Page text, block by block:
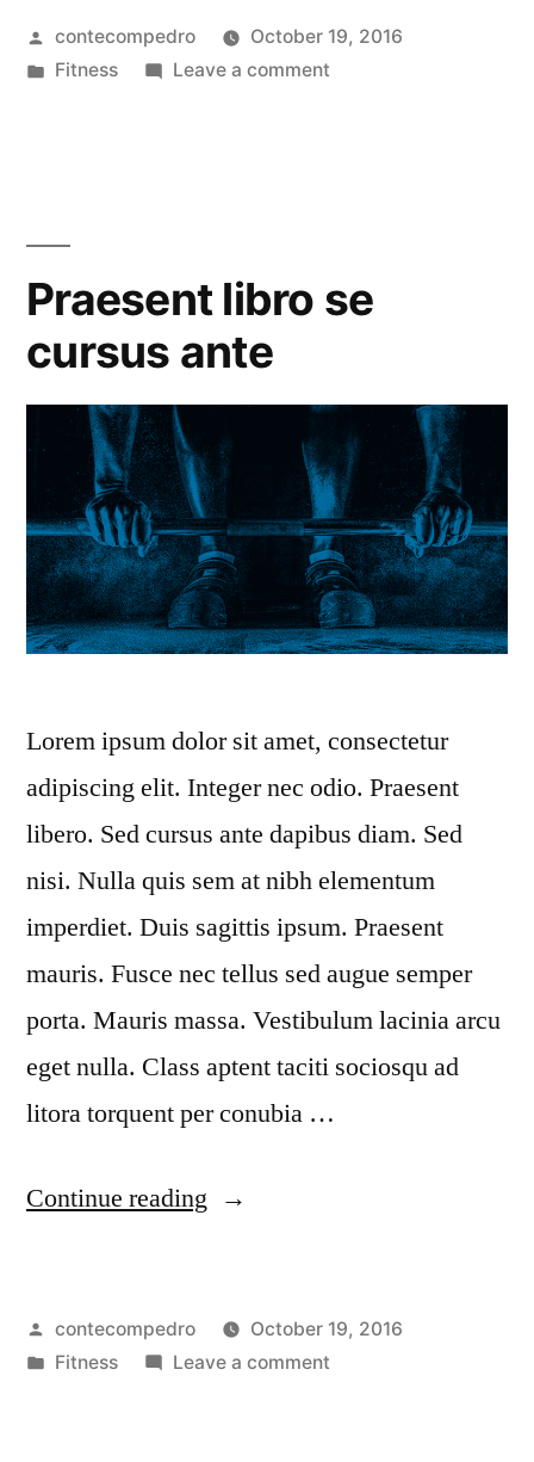
contecompedro
October 19, 2016
Fitness
Leave a comment
Praesent libro se
cursus ante
Lorem ipsum dolor sit amet, consectetur
adipiscing elit. Integer nec odio. Praesent
libero. Sed cursus ante dapibus diam. Sed
nisi. Nulla quis sem at nibh elementum
imperdiet. Duis sagittis ipsum. Praesent
mauris. Fusce nec tellus sed augue semper
porta. Mauris massa. Vestibulum lacinia arcu
eget nulla. Class aptent taciti sociosqu ad
litora torquent per conubia …
Continue reading
contecompedro
October 19, 2016
Fitness
Leave a comment